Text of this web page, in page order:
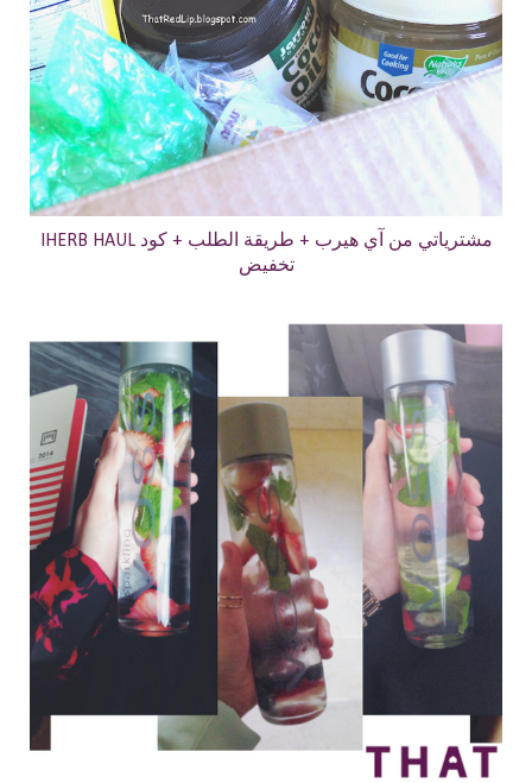
IHERB HAUL مشترياتي من آي هيرب + طريقة الطلب + كود
تخفيض